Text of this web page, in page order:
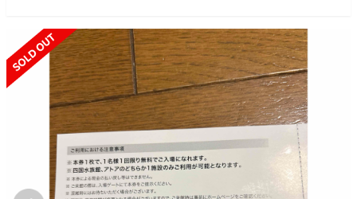
SOLD OUT